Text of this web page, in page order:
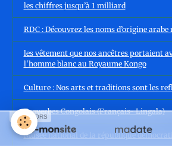
les chiffres jusqu’à 1 milliard
RDC : Découvrez les noms d’origine arabe
les vêtement que nos ancêtres portaient
l'homme blanc au Royaume Kongo
Culture : Nos arts et traditions sont les
Proverbes Congolais (Français- Lingala)
Musée national de la république
SPONSORS